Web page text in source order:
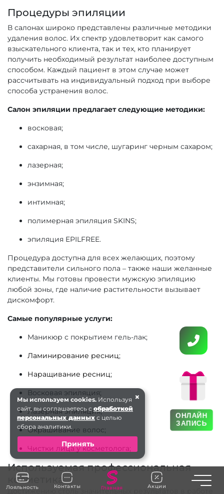
Лояльность Контакты Главная Акции
ОНЛАЙН
ЗАПИСЬ
Процедуры эпиляции
В салонах широко представлены различные методики
удаления волос. Их спектр удовлетворит как самого
взыскательного клиента, так и тех, кто планирует
получить необходимый результат наиболее доступным
способом. Каждый пациент в этом случае может
рассчитывать на индивидуальный подход при выборе
способа устранения волос.
Салон эпиляции предлагает следующие методики:
восковая;
сахарная, в том числе, шугаринг черным сахаром;
лазерная;
энзимная;
интимная;
полимерная эпиляция SKINS;
эпиляция EPILFREE.
Процедура доступна для всех желающих, поэтому
представители сильного пола – также наши желанные
клиенты. Мы готовы провести мужскую эпиляцию
любой зоны, где наличие растительности вызывает
дискомфорт.
Самые популярные услуги:
Маникюр с покрытием гель-лак;
Ламинирование ресниц;
Наращивание ресниц;
Восковая эпиляция;
Лазерная эпиляция;
Окрашивание волос;
Чистки лица у косметолога;
Используемая профессиональная
косметика
Достижению столь значительных результатов в работе
×
Мы используем cookies. Используя
сайт, вы соглашаетесь собработкой
персональных данных с целью
сбора аналитики.
Принять